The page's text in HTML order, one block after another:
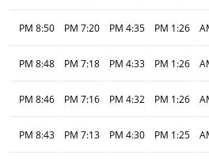
1:26 PM
4:35 PM
7:20 PM
8:50 PM
1:26 PM
4:33 PM
7:18 PM
8:48 PM
1:26 PM
4:32 PM
7:16 PM
8:46 PM
1:25 PM
4:30 PM
7:13 PM
8:43 PM